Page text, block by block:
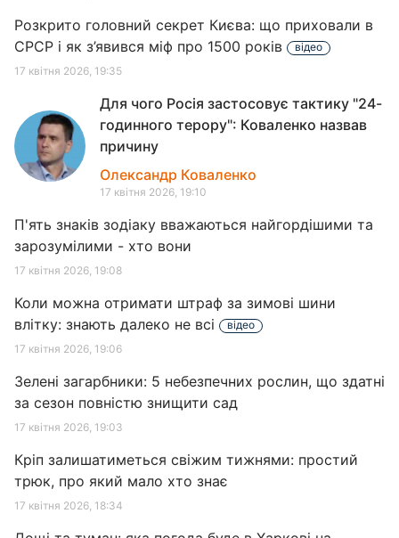
Розкрито головний секрет Києва: що приховали в
СРСР і як з’явився міф про 1500 років
відео
17 квітня 2026, 19:35
Для чого Росія застосовує тактику "24-
годинного терору": Коваленко назвав
причину
Олександр Коваленко
17 квітня 2026, 19:10
П'ять знаків зодіаку вважаються найгордішими та
зарозумілими - хто вони
17 квітня 2026, 19:08
Коли можна отримати штраф за зимові шини
влітку: знають далеко не всі
відео
17 квітня 2026, 19:06
Зелені загарбники: 5 небезпечних рослин, що здатні
за сезон повністю знищити сад
17 квітня 2026, 19:03
Кріп залишатиметься свіжим тижнями: простий
трюк, про який мало хто знає
17 квітня 2026, 18:34